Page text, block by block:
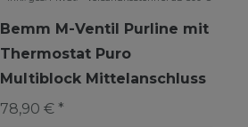
Bemm M-Ventil Purline mit
Thermostat Puro
Multiblock Mittelanschluss
78,90 € *